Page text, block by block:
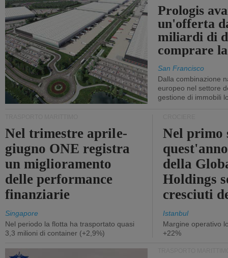
Prologis
un'offerta
miliardi di
comprare
San Francisco
Dalla combinazione
europeo nel settore
gestione di immobili
Nel trimestre aprile-
giugno ONE registra
un miglioramento
delle performance
finanziarie
Singapore
Nel periodo la flotta ha trasportato quasi
3,3 milioni di container (+2,9%)
Nel primo
della
Holdings
cresciuti
Istanbul
Margine operativo
+22%